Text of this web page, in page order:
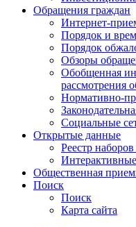
Обращения граждан
Интернет-
Порядок и
Порядок
Обзоры
Обобщенная
рассмотрения
Нормативно-
Социальные
Открытые данные
Реестр
Общественная
Поиск
Поиск
Карта сайта